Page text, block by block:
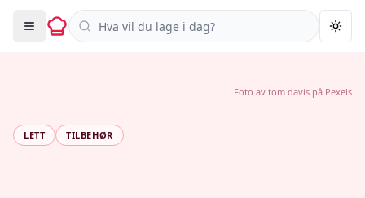
Søk i oppskrifter
LETT TILBEHØR
Foto av tom davis på Pexels